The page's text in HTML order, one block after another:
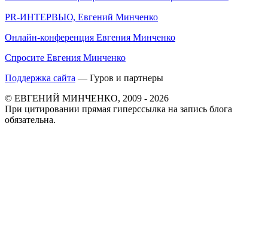
PR-ИНТЕРВЬЮ, Евгений Минченко
Онлайн-конференция Евгения Минченко
Спросите Евгения Минченко
Поддержка сайта — Гуров и партнеры
© ЕВГЕНИЙ МИНЧЕНКО, 2009 - 2026
При цитировании прямая гиперссылка на запись блога
обязательна.